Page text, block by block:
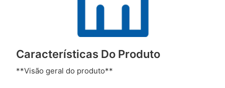
Características Do Produto
**Visão geral do produto**